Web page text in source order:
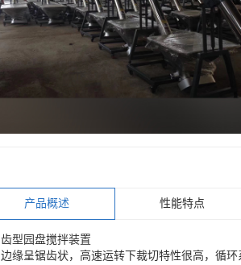
产品概述 性能特点
齿型园盘搅拌装置
边缘呈锯齿状，高速运转下裁切特性很高，循